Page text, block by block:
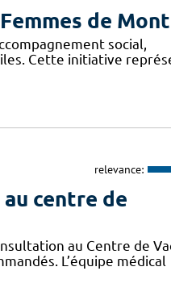
de
social,
Cette initiative
relevance:
centre de
au Centre de
L’équipe médical